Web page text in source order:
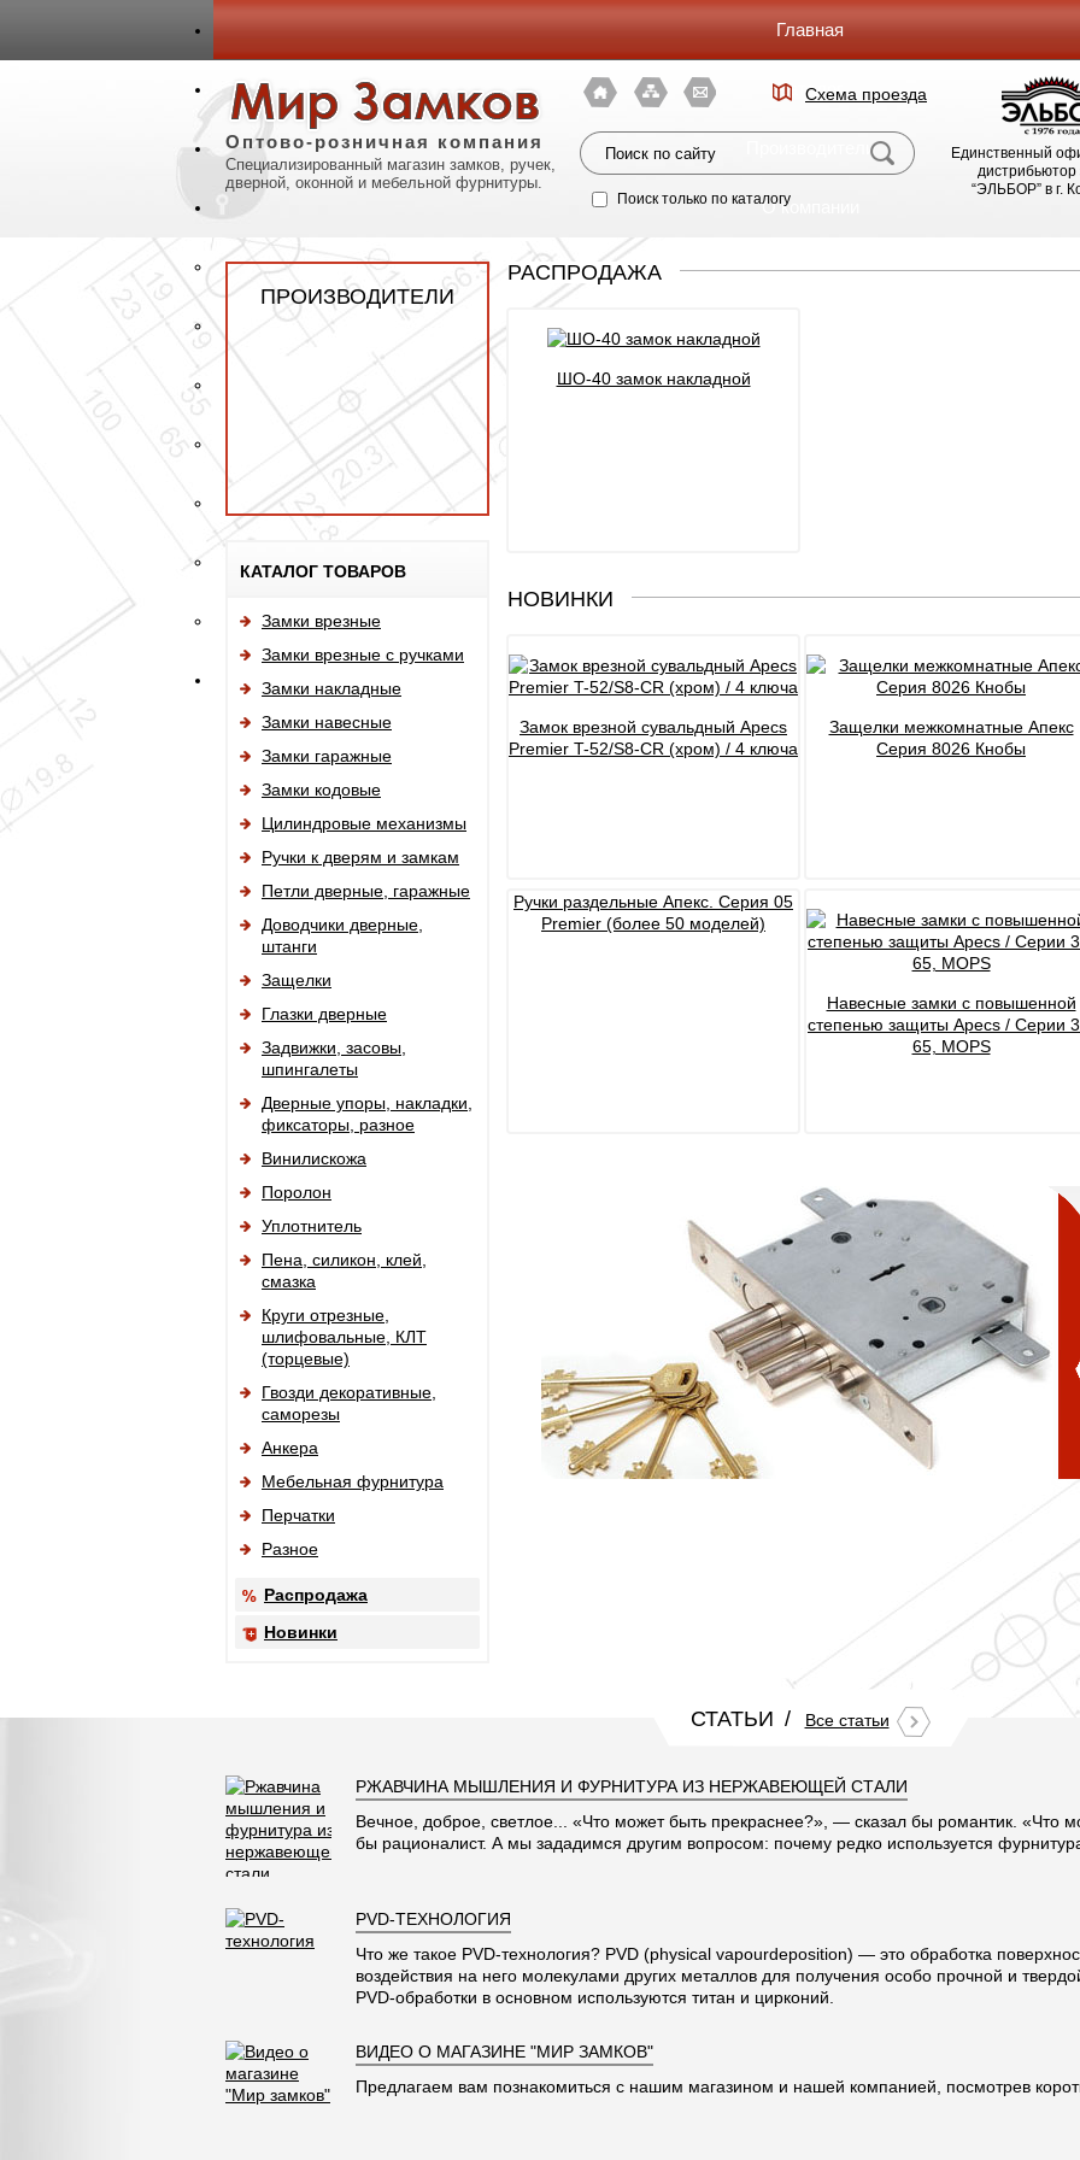
Главная
Каталог
Производители
О компании
Фото магазина
Контакты
Оптово-розничная компания
Специализированный магазин замков, ручек,
дверной, оконной и мебельной фурнитуры.
Схема проезда
Поиск только по каталогу
Единственный
дистрибьютор
“ЭЛЬБОР” в г.
ПРОИЗВОДИТЕЛИ
КАТАЛОГ ТОВАРОВ
Замки врезные
Замки врезные с ручками
Замки накладные
Замки навесные
Замки гаражные
Замки кодовые
Цилиндровые механизмы
Ручки к дверям и замкам
Петли дверные, гаражные
Доводчики дверные,
штанги
Защелки
Глазки дверные
Задвижки, засовы,
шпингалеты
Дверные упоры, накладки,
фиксаторы, разное
Винилискожа
Поролон
Уплотнитель
Пена, силикон, клей,
смазка
Круги отрезные,
шлифовальные, КЛТ
(торцевые)
Гвозди декоративные,
саморезы
Анкера
Мебельная фурнитура
Перчатки
Разное
Распродажа
Новинки
РАСПРОДАЖА
ШО-40 замок накладной
НОВИНКИ
Замок врезной сувальдный Apecs
Premier T-52/S8-CR (хром) / 4 ключа
Защелки межкомнатные Апекс
Серия 8026 Кнобы
Ручки раздельные Апекс. Серия 05
Premier (более 50 моделей)
Навесные замки с повышенной
степенью защиты Apecs / Серии
65, MOPS
СТАТЬИ Все статьи
РЖАВЧИНА МЫШЛЕНИЯ И ФУРНИТУРА ИЗ НЕРЖАВЕЮЩЕЙ СТАЛИ
Вечное, доброе, светлое... «Что может быть прекраснее?», — сказал бы романтик. «Что
бы рационалист. А мы зададимся другим вопросом: почему редко используется
PVD-ТЕХНОЛОГИЯ
Что же такое PVD-технология? PVD (physical vapourdeposition) — это обработка
воздействия на него молекулами других металлов для получения особо прочной и
PVD-обработки в основном используются титан и цирконий.
ВИДЕО О МАГАЗИНЕ "МИР ЗАМКОВ"
Предлагаем вам познакомиться с нашим магазином и нашей компанией, посмотрев